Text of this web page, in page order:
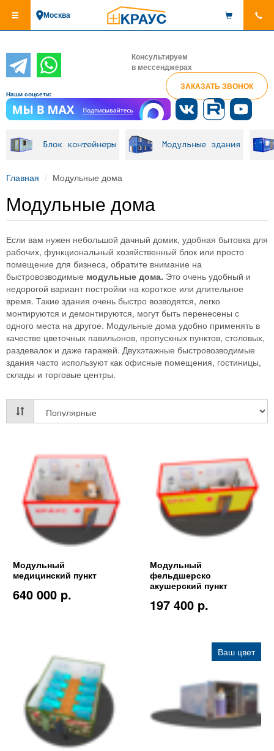
основному
Москва
Консультируем
в мессенджерах
ЗАКАЗАТЬ ЗВОНОК
Наши соцсети:
Блок контейнеры Модульные здания
Главная Модульные дома
Модульные дома
Если вам нужен небольшой дачный домик, удобная бытовка для
рабочих, функциональный хозяйственный блок или просто
помещение для бизнеса, обратите внимание на
быстровозводимые модульные дома. Это очень удобный и
недорогой вариант постройки на короткое или длительное
время. Такие здания очень быстро возводятся, легко
монтируются и демонтируются, могут быть перенесены с
одного места на другое. Модульные дома удобно применять в
качестве цветочных павильонов, пропускных пунктов, столовых,
раздевалок и даже гаражей. Двухэтажные быстровозводимые
здания часто используют как офисные помещения, гостиницы,
склады и торговые центры.
Модульный
медицинский пункт
640 000 p.
Модульный
фельдшерско
акушерский пункт
197 400 p.
Ваш цвет